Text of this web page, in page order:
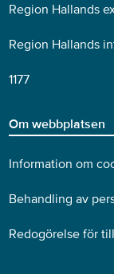
Region Hallands
Region Hallands
1177
Om webbplatsen
Information om
Behandling av
Redogörelse för